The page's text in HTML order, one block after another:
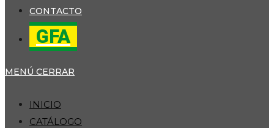
CONTACTO
GFA
MENÚ CERRAR
INICIO
CATÁLOGO